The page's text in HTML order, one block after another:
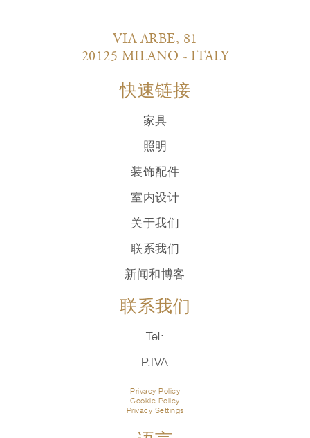
VIA ARBE, 81
20125 MILANO - ITALY
快速链接
家具
照明
装饰配件
室内设计
关于我们
联系我们
新闻和博客
联系我们
Tel:
P.IVA
Privacy Policy
Cookie Policy
Privacy Settings